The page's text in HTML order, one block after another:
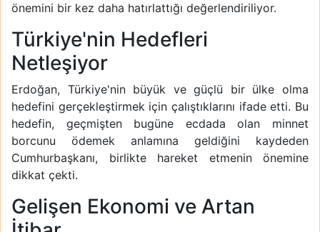
önemini bir kez daha hatırlattığı değerlendiriliyor.
Türkiye'nin Hedefleri
Netleşiyor
Erdoğan, Türkiye'nin büyük ve güçlü bir ülke olma
hedefini gerçekleştirmek için çalıştıklarını ifade etti. Bu
hedefin, geçmişten bugüne ecdada olan minnet
borcunu ödemek anlamına geldiğini kaydeden
Cumhurbaşkanı, birlikte hareket etmenin önemine
dikkat çekti.
Gelişen Ekonomi ve Artan